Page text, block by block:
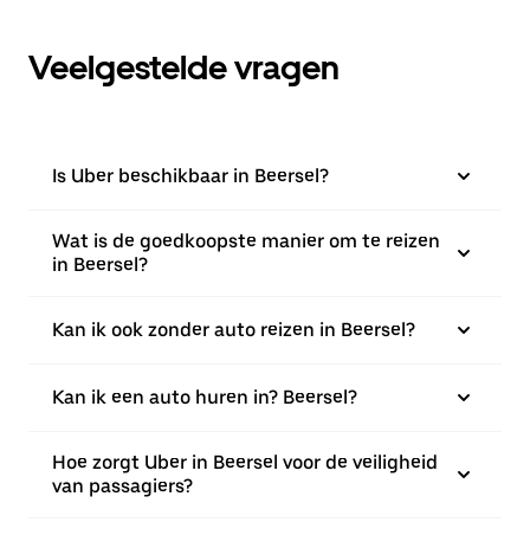
Veelgestelde vragen
Is Uber beschikbaar in Beersel?
Wat is de goedkoopste manier om te reizen
in Beersel?
Kan ik ook zonder auto reizen in Beersel?
Kan ik een auto huren in? Beersel?
Hoe zorgt Uber in Beersel voor de veiligheid
van passagiers?